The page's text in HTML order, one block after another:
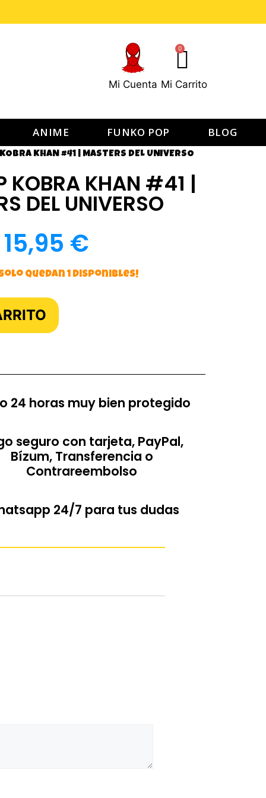
Mi Cuenta
0
Mi Carrito
ANIME FUNKO POP BLOG
KHAN #41 | MASTERS DEL UNIVERSO
KOBRA KHAN #41 |
DEL UNIVERSO
15,95 €
solo quedan 1 disponibles!
24 horas muy bien protegido
seguro con tarjeta, PayPal,
Bízum, Transferencia o
Contrareembolso
24/7 para tus dudas